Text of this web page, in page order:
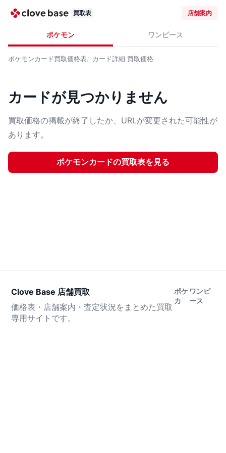
買取表 店舗案内
ポケモン ワンピース
ポケモンカード買取価格表 カード詳細 買取価格
カードが見つかりません
買取価格の掲載が終了したか、URLが変更された可能性が
あります。
ポケモンカードの買取表を見る
Clove Base 店舗買取
価格表・店舗案内・査定状況をまとめた買取
専用サイトです。
ポケ
カ
ワンピ
ース